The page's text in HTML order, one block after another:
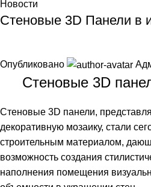
Новости
Стеновые 3D Панели в
Опубликовано
Стеновые 3D
Стеновые 3D панели,
декоративную мозаику, стали
строительным материалом,
возможность создания
наполнения помещения